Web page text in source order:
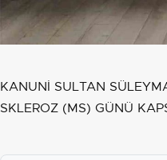
KANUNİ SULTAN
SKLEROZ (MS) GÜNÜ